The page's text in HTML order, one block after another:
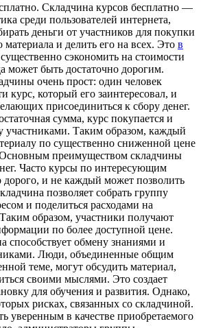
Складчина курсов бесплатно —
среди пользователей интернета,
деньги от участников для покупки
и делить его на всех. Это в
сэкономить на стоимости
может быть достаточно дорогим.
очень прост: один человек
курс, который его заинтересовал, и
присоединиться к сбору денег.
сумма, курс покупается и
участниками. Таким образом, каждый
по существенно сниженной цене
преимуществом складчины
Часто курсы по интересующим
дорого, и не каждый может позволить
позволяет собрать группу
и поделиться расходами на
образом, участники получают
по более доступной цене.
способствует обмену знаниями и
Люди, объединенные общим
теме, могут обсудить материал,
своими мыслями. Это создает
для обучения и развития. Однако,
рисках, связанных со складчиной.
уверенным в качестве приобретаемого